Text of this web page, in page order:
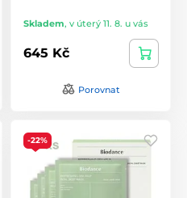
Skladem, v úterý 11. 8. u vás
645 Kč
Porovnat
-22%